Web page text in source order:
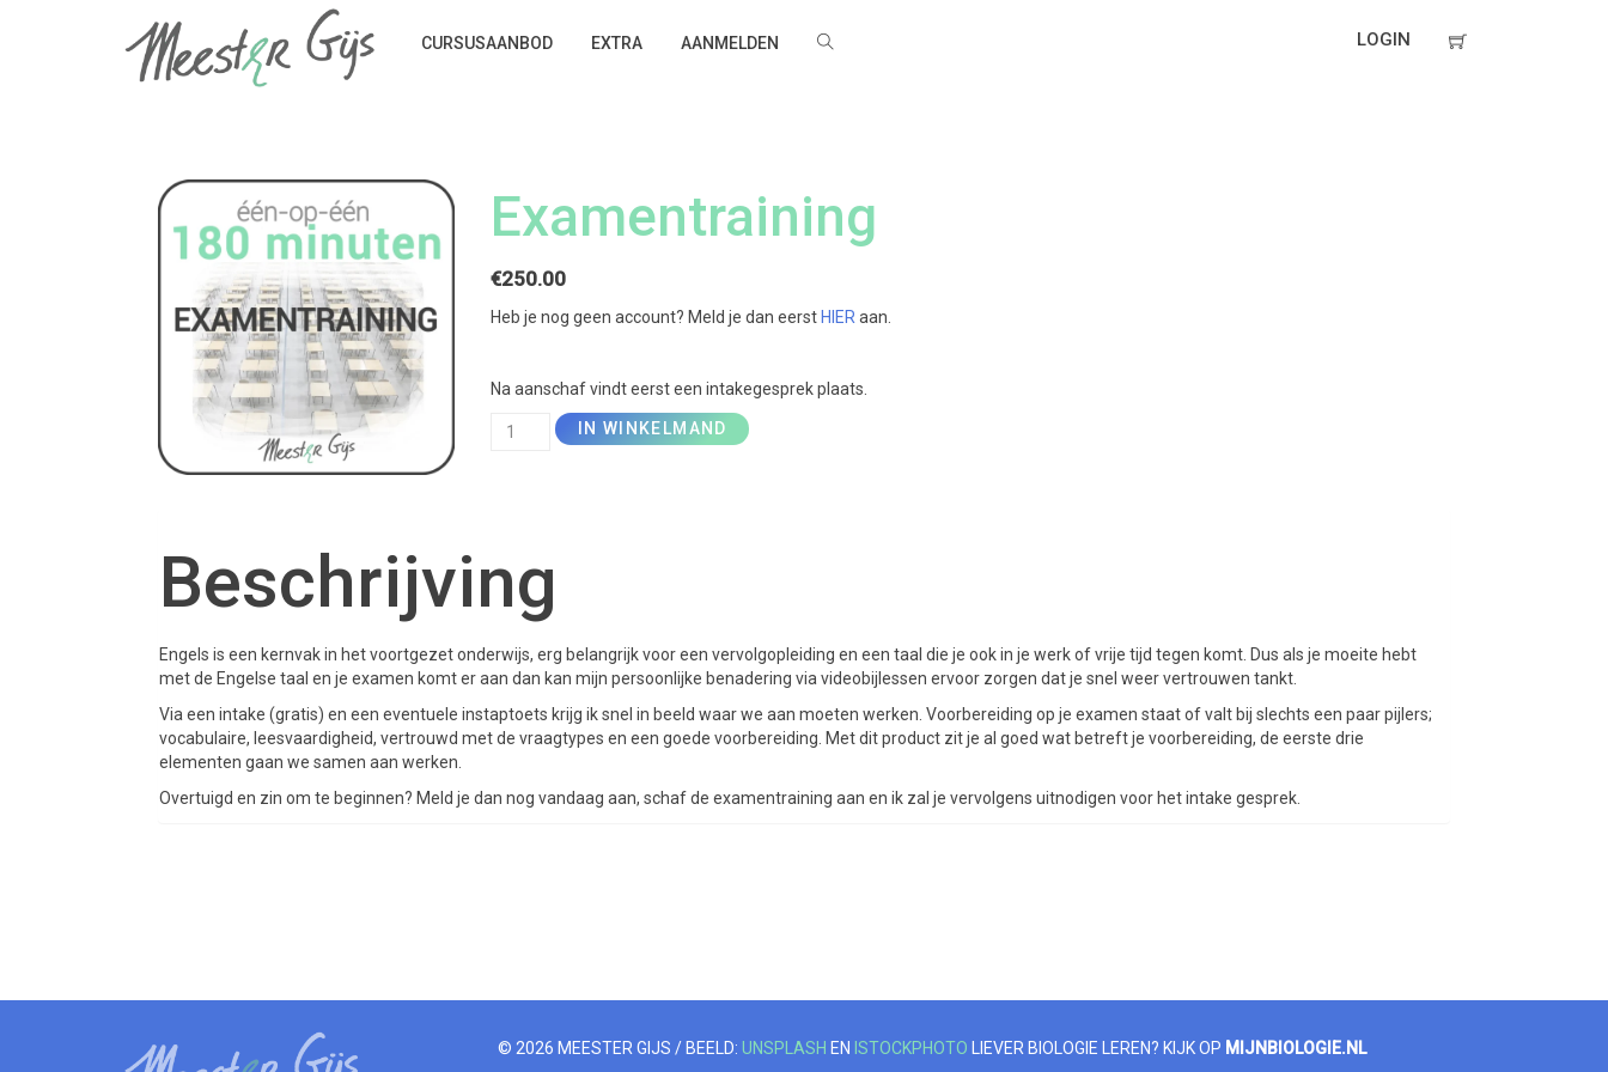
CURSUSAANBOD EXTRA AANMELDEN LOGIN
Examentraining
€250.00
Heb je nog geen account? Meld je dan eerst HIER aan.
Na aanschaf vindt eerst een intakegesprek plaats.
ExamentrainingIN WINKELMAND
Beschrijving
Engels is een kernvak in het voortgezet onderwijs, erg belangrijk voor een vervolgopleiding en een taal die je ook in je werk of vrije tijd tegen komt. Dus als je moeite hebt
met de Engelse taal en je examen komt er aan dan kan mijn persoonlijke benadering via videobijlessen ervoor zorgen dat je snel weer vertrouwen tankt.
Via een intake (gratis) en een eventuele instaptoets krijg ik snel in beeld waar we aan moeten werken. Voorbereiding op je examen staat of valt bij slechts een paar pijlers;
vocabulaire, leesvaardigheid, vertrouwd met de vraagtypes en een goede voorbereiding. Met dit product zit je al goed wat betreft je voorbereiding, de eerste drie
elementen gaan we samen aan werken.
Overtuigd en zin om te beginnen? Meld je dan nog vandaag aan, schaf de examentraining aan en ik zal je vervolgens uitnodigen voor het intake gesprek.
© 2026 MEESTER GIJS / BEELD: UNSPLASH EN ISTOCKPHOTO LIEVER BIOLOGIE LEREN? KIJK OP MIJNBIOLOGIE.NL